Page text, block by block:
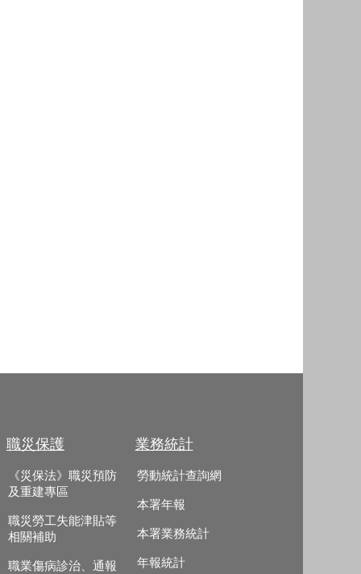
職災保護
《災保法》職災預防
及重建專區
職災勞工失能津貼等
相關補助
職業傷病診治、通報
業務統計
勞動統計查詢網
本署年報
本署業務統計
年報統計